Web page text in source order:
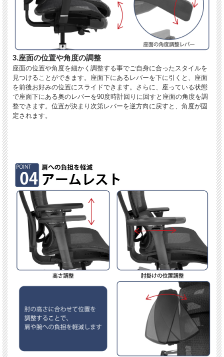
3.座面の位置や角度の調整
座面の位置や角度を細かく調整する事でご自身に合ったスタイルを
見つけることができます。座面下にあるレバーを下に引くと、座面
を前後お好みの位置にスライドできます。さらに、座っている状態
で座面下にある奥のレバーを90度時計回りに回すと座面の角度を調
整できます。位置が決まり次第レバーを逆方向に戻すと、角度が固
定されます。